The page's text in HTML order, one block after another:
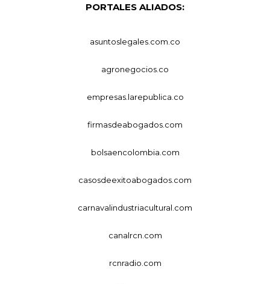
PORTALES ALIADOS:
asuntoslegales.com.co
agronegocios.co
empresas.larepublica.co
firmasdeabogados.com
bolsaencolombia.com
casosdeexitoabogados.com
carnavalindustriacultural.com
canalrcn.com
rcnradio.com